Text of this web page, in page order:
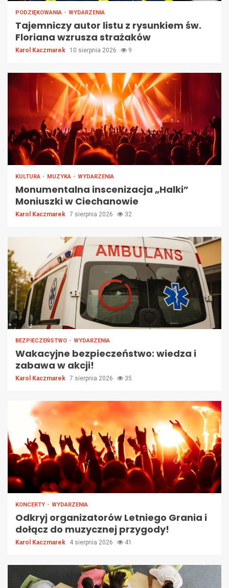
PODZIĘKOWANIA WYDARZENIA
Tajemniczy autor listu z rysunkiem św.
Floriana wzrusza strażaków
Karol Kaczmarek 10 sierpnia 2026 9
KULTURA MUZYKA WYDARZENIA
Monumentalna inscenizacja „Halki”
Moniuszki w Ciechanowie
Karol Kaczmarek 7 sierpnia 2026 32
BEZPIECZEŃSTWO WYDARZENIA
Wakacyjne bezpieczeństwo: wiedza i
zabawa w akcji!
Karol Kaczmarek 7 sierpnia 2026 35
KONCERTY WYDARZENIA
Odkryj organizatorów Letniego Grania i
dołącz do muzycznej przygody!
Karol Kaczmarek 4 sierpnia 2026 41